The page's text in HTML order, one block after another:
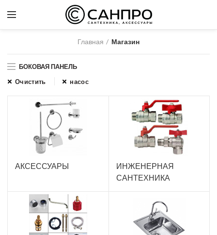
Главная Магазин
БОКОВАЯ ПАНЕЛЬ
Очистить
насос
АКСЕССУАРЫ
ИНЖЕНЕРНАЯ
САНТЕХНИКА